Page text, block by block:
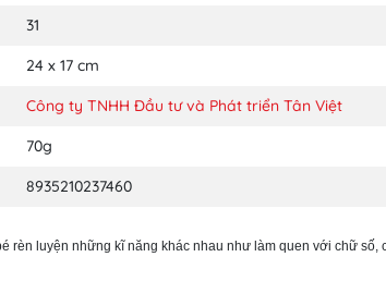
31
24 x 17 cm
Công ty TNHH Đầu tư và Phát triển Tân Việt
70g
8935210237460
rèn luyện những kĩ năng khác nhau như làm quen với chữ